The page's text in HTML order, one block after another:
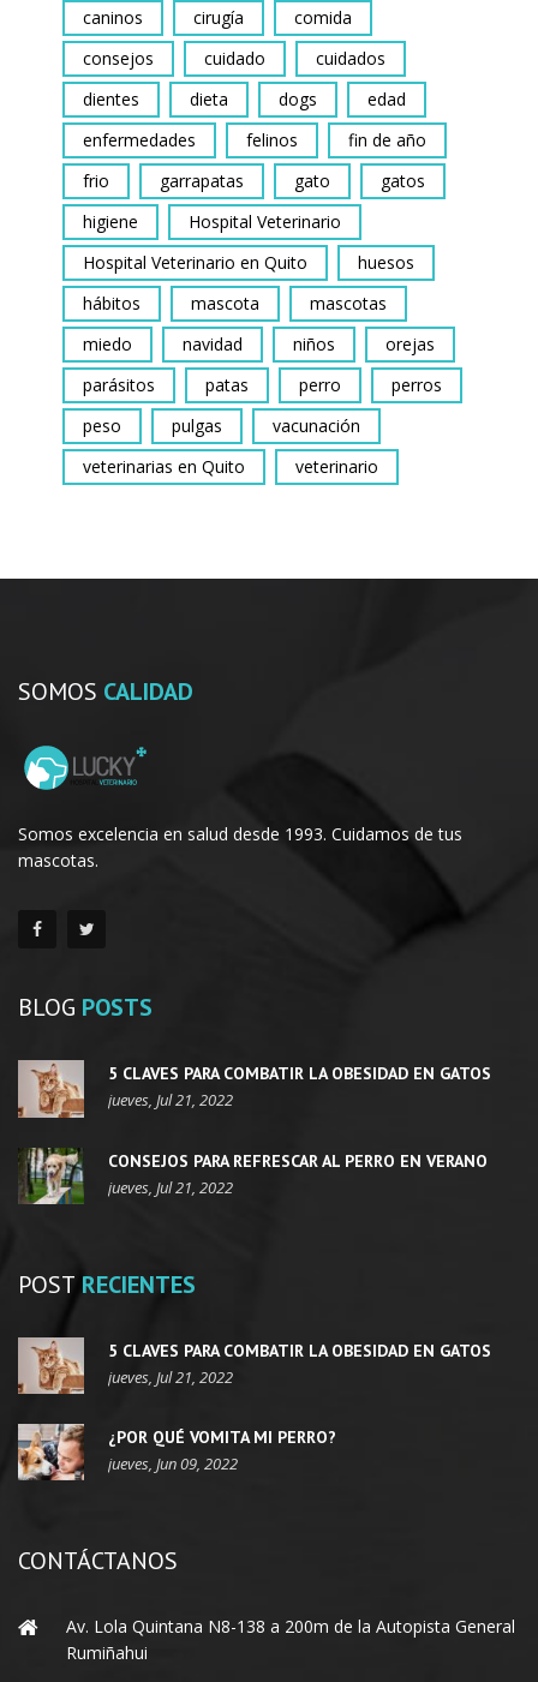
caninos
cirugía
comida
consejos
cuidado
cuidados
dientes
dieta dogs
edad
enfermedades
felinos
fin de año
frio
garrapatas gato
gatos
higiene
Hospital Veterinario
Hospital Veterinario en Quito
huesos
hábitos
mascota
mascotas
miedo
navidad niños
orejas
parásitos
patas perro
perros
peso
pulgas
vacunación
veterinarias en Quito
veterinario
SOMOS CALIDAD
Somos excelencia en salud desde 1993. Cuidamos de tus
mascotas.
BLOG POSTS
5 CLAVES PARA COMBATIR LA OBESIDAD EN GATOS
jueves, Jul 21, 2022
CONSEJOS PARA REFRESCAR AL PERRO EN VERANO
jueves, Jul 21, 2022
POST RECIENTES
5 CLAVES PARA COMBATIR LA OBESIDAD EN GATOS
jueves, Jul 21, 2022
¿POR QUÉ VOMITA MI PERRO?
jueves, Jun 09, 2022
CONTÁCTANOS
Av. Lola Quintana N8-138 a 200m de la Autopista General
Rumiñahui